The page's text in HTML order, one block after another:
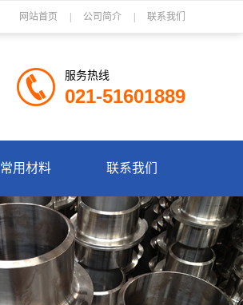
网站首页 公司简介 联系我们
服务热线
021-51601889
常用材料 联系我们